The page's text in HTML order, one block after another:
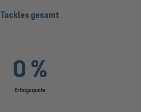
Tackles gesamt
Erfolgsquote
0 %